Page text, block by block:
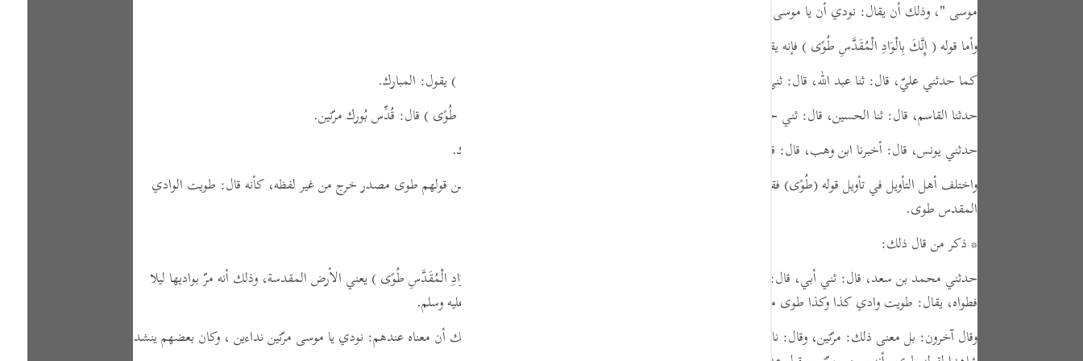
موسى "، وذلك أن يقال: نودي أن يا موسى إني أنا ربك، ولا حظ لها في
وأما قوله( إِنَّكَ بِالْوَادِ الْمُقَدَّسِ طُوًى ) فإنه يقول: إنك بالوادي المطهر المبارك.
كما حدثني عليّ، قال: ثنا عبد الله، قال: ثني معاوية، عن عليّ، عن ابن عباس، قوله ( إِنَّكَ بِالْوَادِ الْمُقَدَّسِ طُوًى ) يقول: المبارك.
حدثنا القاسم، قال: ثنا الحسين، قال: ثني حجاج، عن ابن جريج، ( إِنَّكَ بِالْوَادِ الْمُقَدَّسِ طُوًى ) قال: قُدِّس بُورك مرّتين.
حدثني يونس، قال: أخبرنا ابن وهب، قال: قال ابن زيد، قوله
قال: بالوادي المبارك.
واختلف أهل التأويل في تأويل قوله(طُوًى) فقال بعضهم: معناه: إنك بالوادي المقدس طويته، فعلى هذا القول من قولهم طوى مصدر خرج من غير لفظه، كأنه قال: طويت الوادي
المقدس طوى.
* ذكر من قال ذلك:
حدثني محمد بن سعد، قال: ثني أبي، قال: ( إِنَّكَ بِالْوَادِ الْمُقَدَّسِ طُوًى ) يعني الأرض المقدسة، وذلك أنه مرّ بواديها ليلا
فطواه، يقال: طويت وادي كذا وكذا طوى من الليل، وارتفع إلى أعلى الوادي، وذلك نبيّ الله موسى صلى الله عليه وسلم.
وقال آخرون: بل معنى ذلك: مرّتين، وقال: ناداه ربه مرّتين; فعلى قول هؤلاء طوى مصدر أيضا من غير لفظه، وذلك أن معناه عندهم: نودي يا موسى مرّتين نداءين ، وكان بعضهم ينشد